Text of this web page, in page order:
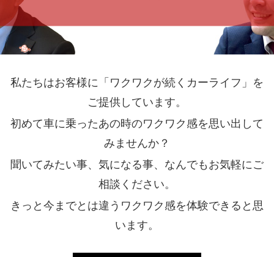
私たちはお客様に「ワクワクが続くカーライフ」を
ご提供しています。
初めて車に乗ったあの時のワクワク感を思い出して
みませんか？
聞いてみたい事、気になる事、なんでもお気軽にご
相談ください。
きっと今までとは違うワクワク感を体験できると思
います。